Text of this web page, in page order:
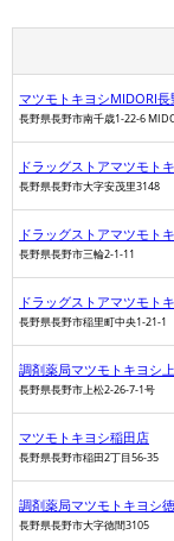
マツモトキヨシMIDORI長
長野県長野市南千歳1-22-6
ドラッグストアマツモト
長野県長野市大字安茂里3148
ドラッグストアマツモト
長野県長野市三輪2-1-11
ドラッグストアマツモト
長野県長野市稲里町中央1-21-1
調剤薬局マツモトキヨシ
長野県長野市上松2-26-7-1号
マツモトキヨシ稲田店
長野県長野市稲田2丁目56-35
調剤薬局マツモトキヨシ
長野県長野市大字徳間3105